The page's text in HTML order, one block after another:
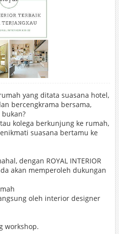
yang ditata suasana hotel,
bercengkrama bersama,
kolega berkunjung ke rumah,
suasana bertamu ke
dengan ROYAL INTERIOR
akan memperoleh dukungan
oleh interior designer
workshop.